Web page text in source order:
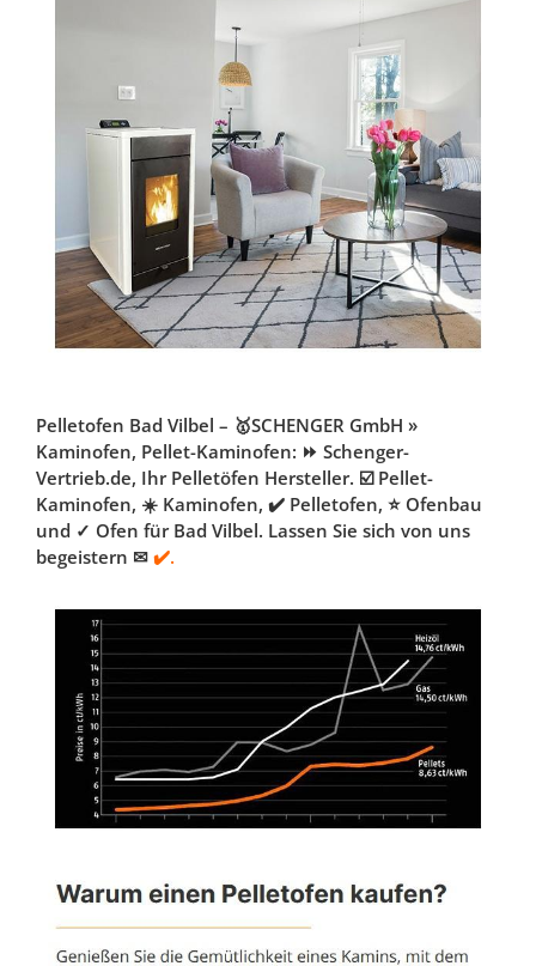
Pelletofen Bad Vilbel – 🥇SCHENGER GmbH »
Kaminofen, Pellet-Kaminofen: ⏩ Schenger-
Vertrieb.de, Ihr Pelletöfen Hersteller. ☑️ Pellet-
Kaminofen, ☀️ Kaminofen, ✔️ Pelletofen, ⭐ Ofenbau
und ✓ Ofen für Bad Vilbel. Lassen Sie sich von uns
begeistern ✉ ✔️.